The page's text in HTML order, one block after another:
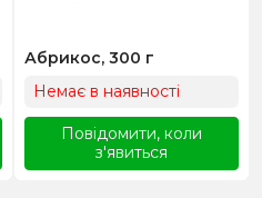
Абрикос, 300 г
Немає в наявності
Повідомити, коли
з'явиться